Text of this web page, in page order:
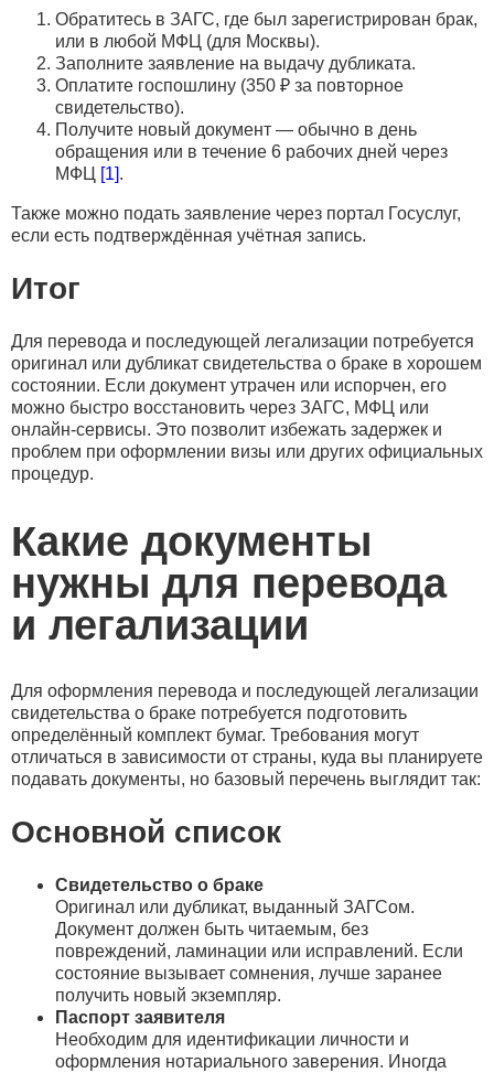
Обратитесь в ЗАГС, где был зарегистрирован брак,
или в любой МФЦ (для Москвы).
Заполните заявление на выдачу дубликата.
Оплатите госпошлину (350 ₽ за повторное
свидетельство).
Получите новый документ — обычно в день
обращения или в течение 6 рабочих дней через
МФЦ [1].
Также можно подать заявление через портал Госуслуг,
если есть подтверждённая учётная запись.
Итог
Для перевода и последующей легализации потребуется
оригинал или дубликат свидетельства о браке в хорошем
состоянии. Если документ утрачен или испорчен, его
можно быстро восстановить через ЗАГС, МФЦ или
онлайн-сервисы. Это позволит избежать задержек и
проблем при оформлении визы или других официальных
процедур.
Какие документы
нужны для перевода
и легализации
Для оформления перевода и последующей легализации
свидетельства о браке потребуется подготовить
определённый комплект бумаг. Требования могут
отличаться в зависимости от страны, куда вы планируете
подавать документы, но базовый перечень выглядит так:
Основной список
Свидетельство о браке
Оригинал или дубликат, выданный ЗАГСом.
Документ должен быть читаемым, без
повреждений, ламинации или исправлений. Если
состояние вызывает сомнения, лучше заранее
получить новый экземпляр.
Паспорт заявителя
Необходим для идентификации личности и
оформления нотариального заверения. Иногда